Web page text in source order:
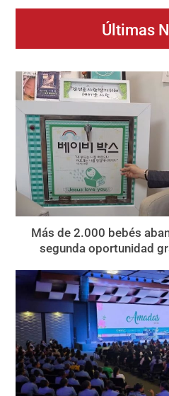
Últimas
Más de 2.000 bebés
segunda oportunidad